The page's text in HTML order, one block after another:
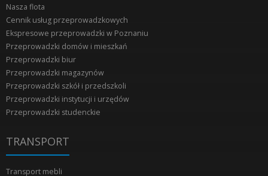
Nasza flota
Cennik usług przeprowadzkowych
Ekspresowe przeprowadzki w Poznaniu
Przeprowadzki domów i mieszkań
Przeprowadzki biur
Przeprowadzki magazynów
Przeprowadzki szkół i przedszkoli
Przeprowadzki instytucji i urzędów
Przeprowadzki studenckie
TRANSPORT
Transport mebli